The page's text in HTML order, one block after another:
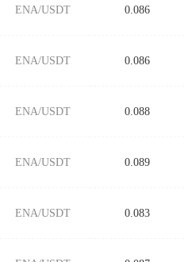
ENA/USDT 0.086
ENA/USDT 0.086
ENA/USDT 0.088
ENA/USDT 0.089
ENA/USDT 0.083